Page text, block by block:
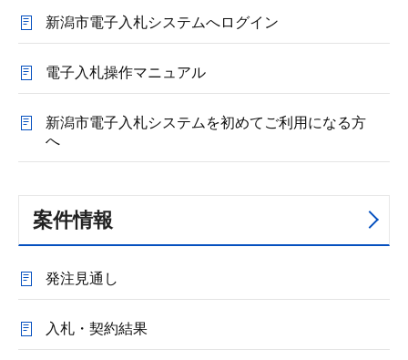
新潟市電子入札システムへログイン
電子入札操作マニュアル
新潟市電子入札システムを初めてご利用になる方
へ
案件情報
発注見通し
入札・契約結果